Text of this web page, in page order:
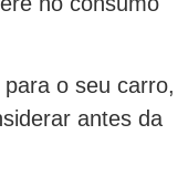
o seu carro,
antes da